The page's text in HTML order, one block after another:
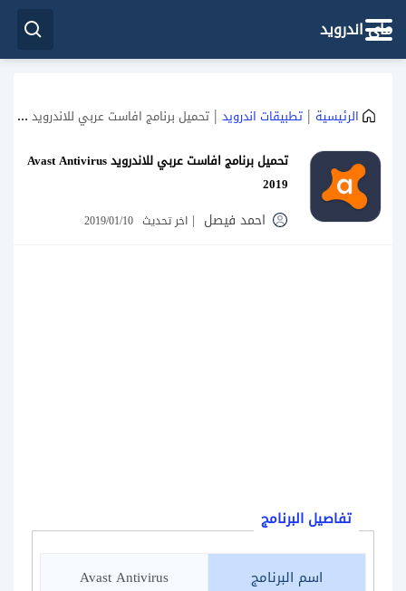
ماي اندرويد
الرئيسية | تطبيقات اندرويد | تحميل برنامج افاست عربي للاندرويد Avast Antivirus 2019
تحميل برنامج افاست عربي للاندرويد Avast Antivirus
2019
احمد فيصل | اخر تحديث 2019/01/10
تفاصيل البرنامج
اسم البرنامج
Avast Antivirus